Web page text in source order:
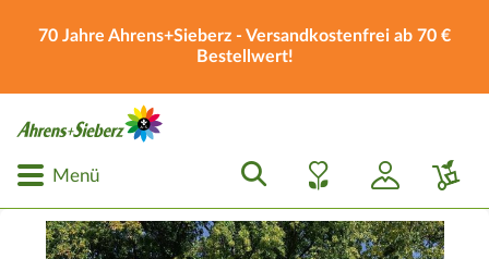
70 Jahre Ahrens+Sieberz - Versandkostenfrei ab 70 €
Bestellwert!
Menü